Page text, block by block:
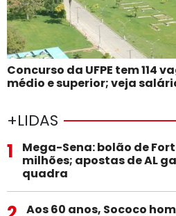
Concurso da UFPE tem 114
médio e superior; veja
+LIDAS
1
Mega-Sena: bolão de
milhões; apostas de AL
quadra
Aos 60 anos, Sococo